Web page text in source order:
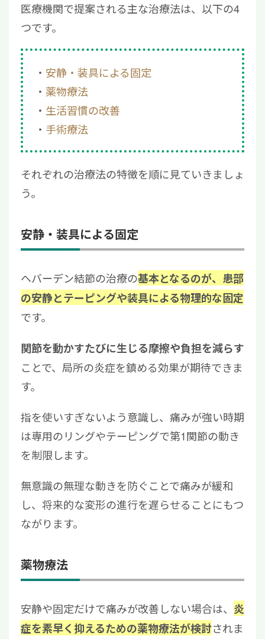
医療機関で提案される主な治療法は、以下の4
つです。
安静・装具による固定
薬物療法
生活習慣の改善
手術療法
それぞれの治療法の特徴を順に見ていきましょ
う。
安静・装具による固定
ヘバーデン結節の治療の基本となるのが、患部
の安静とテーピングや装具による物理的な固定
です。
関節を動かすたびに生じる摩擦や負担を減らす
ことで、局所の炎症を鎮める効果が期待できま
す。
指を使いすぎないよう意識し、痛みが強い時期
は専用のリングやテーピングで第1関節の動き
を制限します。
無意識の無理な動きを防ぐことで痛みが緩和
し、将来的な変形の進行を遅らせることにもつ
ながります。
薬物療法
安静や固定だけで痛みが改善しない場合は、 炎
症を素早く抑えるための薬物療法が検討されま